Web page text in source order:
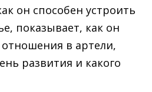
он способен устроить
показывает, как он
отношения в артели,
развития и какого